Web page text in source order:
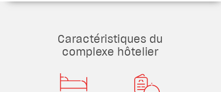
Caractéristiques du
complexe hôtelier